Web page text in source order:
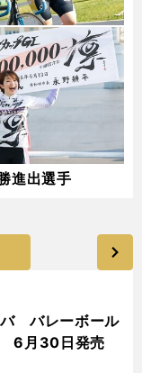
進出選手
バ バレーボール
6月30日発売